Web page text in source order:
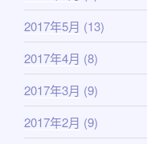
2017年5月 (13)
2017年4月 (8)
2017年3月 (9)
2017年2月 (9)